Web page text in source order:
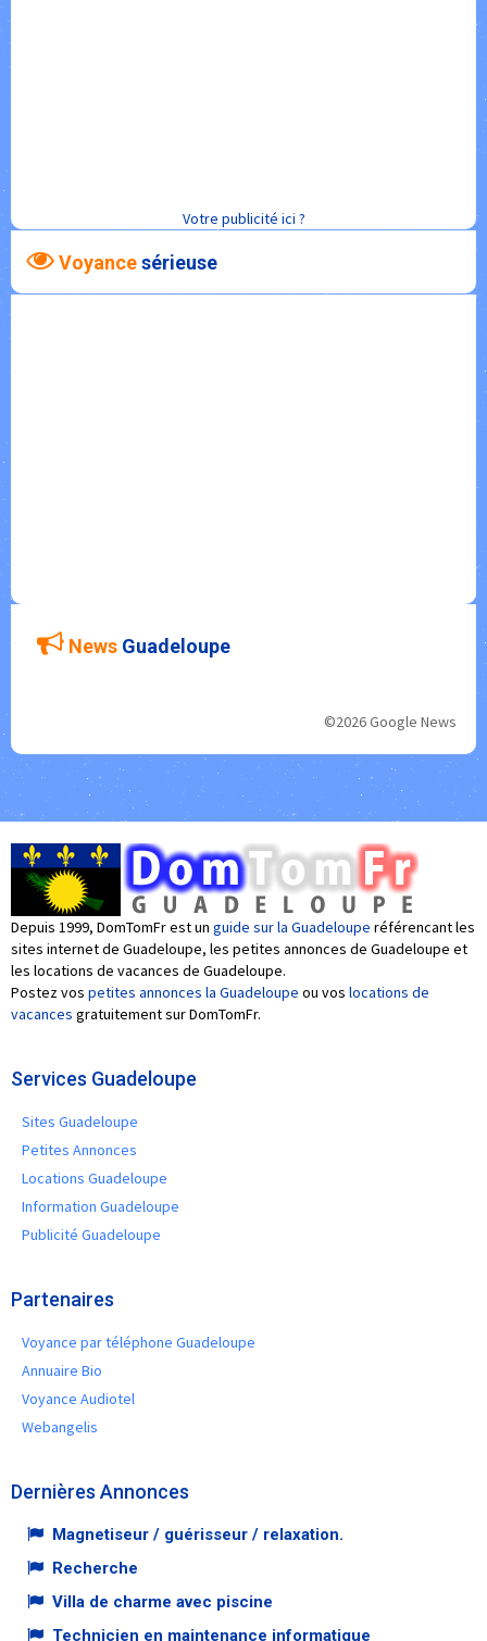
Votre publicité ici ?
Voyancesérieuse
News Guadeloupe
©2026 Google News
Depuis 1999, DomTomFr est un guide sur la Guadeloupe référencant les
sites internet de Guadeloupe, les petites annonces de Guadeloupe et
les locations de vacances de Guadeloupe.
Postez vos petites annonces la Guadeloupe ou vos locations de
vacances gratuitement sur DomTomFr.
Services Guadeloupe
Sites Guadeloupe
Petites Annonces
Locations Guadeloupe
Information Guadeloupe
Publicité Guadeloupe
Partenaires
Voyance par téléphone Guadeloupe
Annuaire Bio
Voyance Audiotel
Webangelis
Dernières Annonces
Magnetiseur / guérisseur / relaxation.
Recherche
Villa de charme avec piscine
Technicien en maintenance informatique